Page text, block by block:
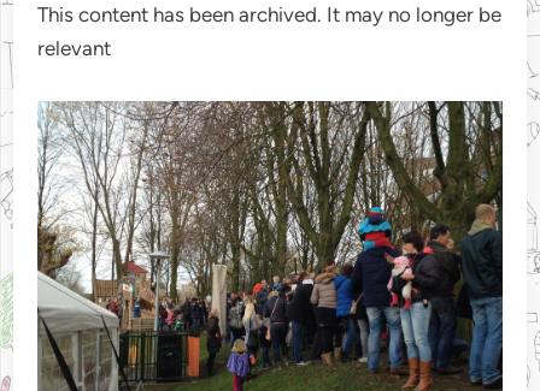
This content has been archived. It may no longer be
relevant